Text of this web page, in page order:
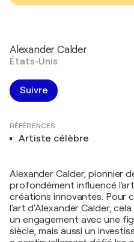
Alexander Calder
États-Unis
Suivre
RÉFÉRENCES
Artiste célèbre
Alexander Calder, pionnier
profondément influencé
créations innovantes. Pour
l'art d'Alexander Calder,
un engagement avec une
siècle, mais aussi un